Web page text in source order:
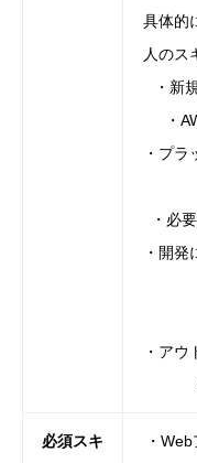
具体的
人のス
・新
・
・プ
・必
・開
・ア
必須スキ
・